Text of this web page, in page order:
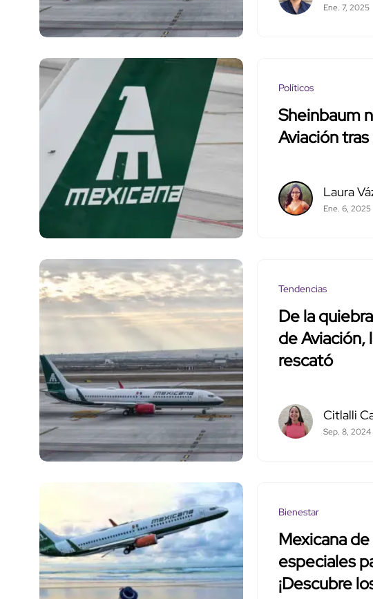
Ene. 7, 2025
Políticos
Sheinbaum
Aviación
Laura
Ene. 6, 2025
Tendencias
De la
de Aviación,
rescató
Citlalli
Sep. 8, 2024
Bienestar
Mexicana
especiales
¡Descubre